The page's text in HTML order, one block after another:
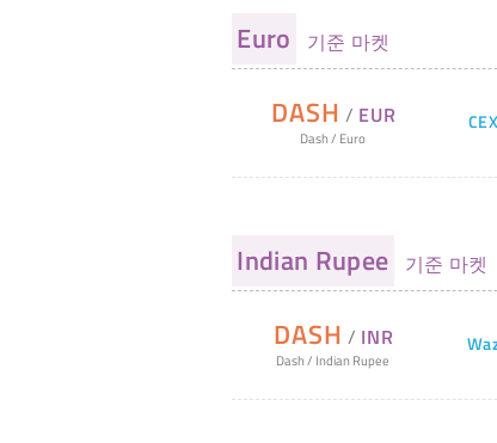
Euro 기준 마켓
DASH / EUR
Dash/ Euro
Indian Rupee 기준 마켓
DASH / INR
Dash/ Indian Rupee